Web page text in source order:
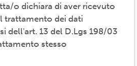
promozionali.
effettuato: con modalità
in modo lecito,
o dichiara di aver ricevuto
trattamento dei dati
dell'art. 13 del D.Lgs 198/03
stesso